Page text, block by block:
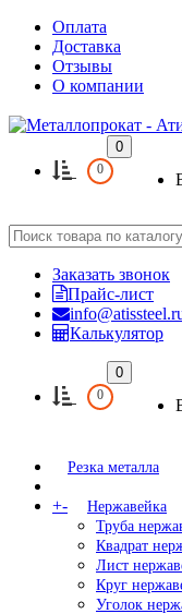
Оплата
Доставка
Отзывы
О компании
0
0
Заказать звонок
Прайс-лист
Калькулятор
0
0
Резка металла
+-
Нержавейка
Труба
Квадрат
Лист
Круг
Уголок